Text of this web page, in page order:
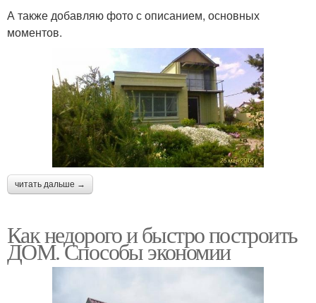
А также добавляю фото с описанием, основных
моментов.
читать дальше →
Как недорого и быстро построить
ДОМ. Способы экономии